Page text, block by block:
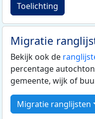
Toelichting
Migratie
Bekijk ook de
percentage
gemeente, wijk of
Migratie ranglijsten